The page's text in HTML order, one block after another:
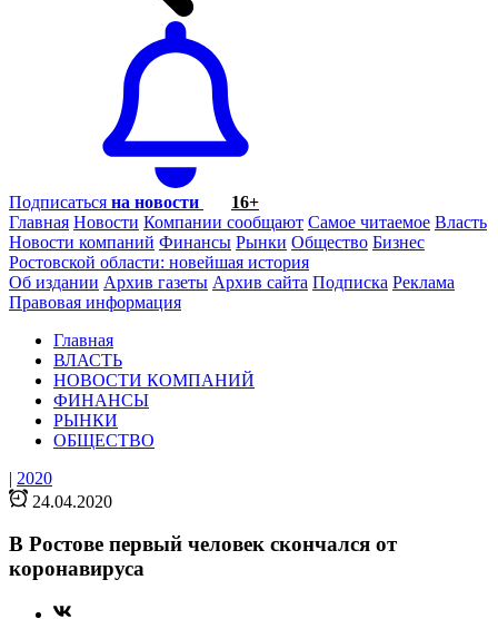
Подписаться на новости
16+
Главная Новости Компании сообщают Самое читаемое Власть
Новости компаний Финансы Рынки Общество Бизнес
Ростовской области: новейшая история
Об издании Архив газеты Архив сайта Подписка Реклама
Правовая информация
Главная
ВЛАСТЬ
НОВОСТИ КОМПАНИЙ
ФИНАНСЫ
РЫНКИ
ОБЩЕСТВО
| 2020
24.04.2020
В Ростове первый человек скончался от
коронавируса